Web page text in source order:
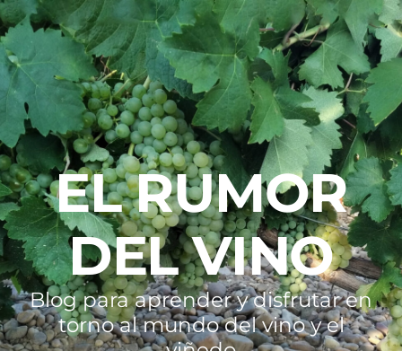
EL RUMOR
DEL VINO
Blog para aprender y disfrutar en
torno al mundo del vino y el